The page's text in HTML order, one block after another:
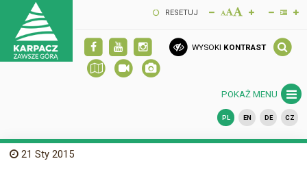
RESETUJ
WYSOKI KONTRAST
POKAŻ MENU
PL EN DE CZ
21 Sty 2015